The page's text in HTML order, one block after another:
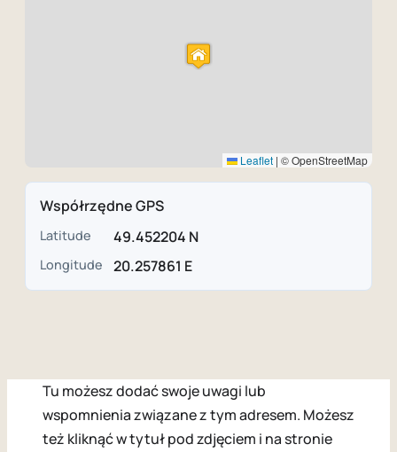
Leaflet | © OpenStreetMap
Współrzędne GPS
Latitude 49.452204 N
Longitude 20.257861 E
Tu możesz dodać swoje uwagi lub
wspomnienia związane z tym adresem. Możesz
też kliknąć w tytuł pod zdjęciem i na stronie